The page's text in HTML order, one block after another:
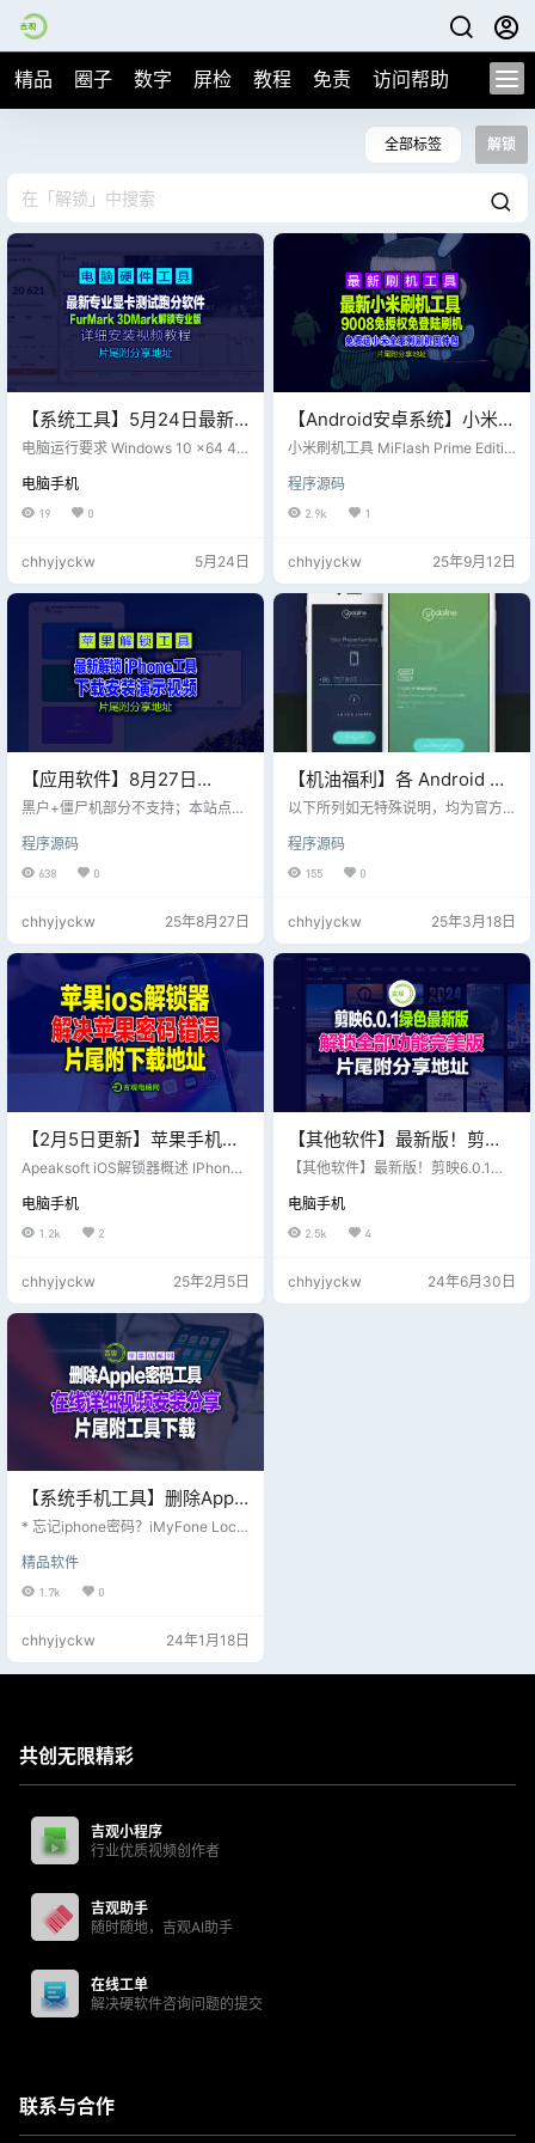
精品 圈子 数字 屏检 教程 免责 访问帮助
全部标签 解锁
【系统工具】5月24日最新
专业显卡测试跑分软件
版(显卡跑分软件)，视频下面
附下载地址
电脑运行要求 Windows 10 x64 4G
前市面上的独立显卡基本都支持 DX
11 和 DX12 - 测试通常只需要跑 [Ti
rt Royal] • 关于跑分项目（各个基
准测试）的系统和硬件要求： Time
Spy, Night Raid (DX12基准测试)…
电脑手机
19 0
chhyjyckw 5月24日
【Android安卓系统】小米刷
机工具 MiFlash Prime
免授权免登陆刷机，片尾附
工具包下载
小米刷机工具 MiFlash Prime Editio
权免登陆刷机。 小米 Mi Flash Tool
2023.4.14.0 的特点 ●免授权刷机
同部分刷机可能无法确保成功） 步
骤 1 安装驱动： 1. 下载并解压刷机
工具，双击“XiaoMiFlash.exe”运
行，点击【D…
程序源码
2.9k 1
chhyjyckw 25年9月12日
【应用软件】8月27日
Aiseesoft iPhone
具】v2.1.72 多语便携版（电
脑PC端）
黑户+僵尸机部分不支持；本站点资
收费与本站点无关；请自行测试并
知晓提示！ Aiseesoft iPhone Unlo
cker是一款专为iOS设备设计的解锁
问题，包括屏幕密码、Touch ID、F
ace ID以及iCloud账户的锁定。 功
能特点： 屏幕密码解锁：用户可以
通过连接设备到电脑，选择“解锁屏
幕密码”选项，按照简单的指引完成
解锁…
程序源码
638 0
chhyjyckw 25年8月27日
【机油福利】各 Android 手
机厂商 Bootloader 解锁 / 内
以下所列如无特殊说明，均为官方
锁 Bootloader 可能会导致失去保
修、降低设备安全性，甚至引发数
据丢失或无法恢复的故障。请确保
作。 关于「自定义信任根」功能，
请参考 Android 开发者文档 ✅ 支持/
是 | 可点击 ⚠️ 名义上支持但实际上
近乎不支持 | 可点击 ⏹ 部分支持/部
分开源/部分保修 | 可点击 ❌ 不支持/
否…
程序源码
155 0
chhyjyckw 25年3月18日
【2月5日更新】苹果手机福
利工具-苹果ios解锁器
1.0.60 多语言婆戒版】
Apeaksoft iOS解锁器概述 IPhone
one屏幕因屏幕破裂而锁定？不用担
心，因为这个功能强大的程序将在
几秒钟内安全地擦除您的 iPhone、i
hone 数据。 黑户+僵尸机部分不支
持； 本站点资源全部白嫖免费搬
运； 遇到第三方收费与本站点无
关； 请自行测试并知晓提示！ Apea
ksoft iOS解锁器的特点…
电脑手机
1.2k 2
chhyjyckw 25年2月5日
【其他软件】最新版！剪映
6.0.1绿色版，解锁全部功
下载地址！注意不要更新，
更新直接报废
【其他软件】最新版！剪映6.0.1绿
出！ 一个不错的剪映6.0.1绿色版，
解锁全部功能，可以直接导出！没
有任何限制哦！ 注意不要更新，更
电脑手机
2.5k 4
chhyjyckw 24年6月30日
【系统手机工具】删除Apple
密码【iMyFone LockWiper
中，片尾附套件下载
* 忘记iphone密码？iMyFone Lock
下快速从iphone中删除Apple ID\锁
定屏幕、屏幕时间和MDM锁定。 * i
是忘记了密码还是二手设备，从一
开始就不知道。此外，它与所有类
型的锁屏完全兼容。 * 360杀毒报坡
精品软件
1.7k 0
chhyjyckw 24年1月18日
共创无限精彩
吉观小程序
行业优质视频创作者
吉观助手
随时随地，吉观AI助手
在线工单
解决硬软件咨询问题的提交
联系与合作